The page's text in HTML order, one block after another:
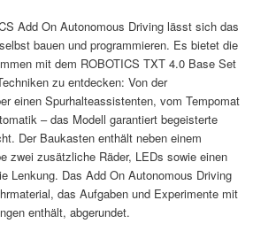
Add On Autonomous Driving lässt sich das
bauen und programmieren. Es bietet die
mit dem ROBOTICS TXT 4.0 Base Set
zu entdecken: Von der
einen Spurhalteassistenten, vom Tempomat
– das Modell garantiert begeisterte
Der Baukasten enthält neben einem
zwei zusätzliche Räder, LEDs sowie einen
Lenkung. Das Add On Autonomous Driving
das Aufgaben und Experimente mit
enthält, abgerundet.